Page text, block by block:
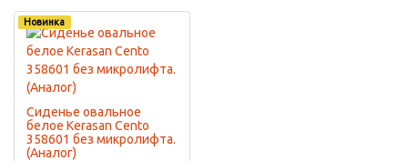
Новинка
Сиденье овальное
белое Kerasan Cento
358601 без микролифта.
(Аналог)